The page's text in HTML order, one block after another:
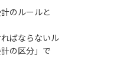
のルールと
ばならないル
の区分」で